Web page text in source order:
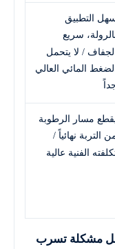
التطبيق
سريع
الجفاف / لا يتحمل
الضغط المائي العالي
مسار الرطوبة
التربة نهائياً /
الفنية عالية
حل مشكلة تسرب